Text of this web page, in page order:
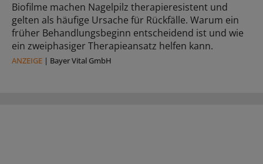
Biofilme machen Nagelpilz therapieresistent und
gelten als häufige Ursache für Rückfälle. Warum ein
früher Behandlungsbeginn entscheidend ist und wie
ein zweiphasiger Therapieansatz helfen kann.
ANZEIGE | Bayer Vital GmbH